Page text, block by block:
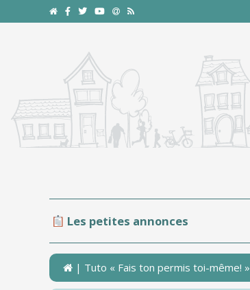
Les petites annonces
| Tuto « Fais ton permis toi-même! »